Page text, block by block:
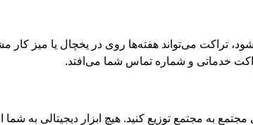
که بعد از ۲۴ ساعت ناپدید می‌شود، تراکت می‌تواند هفته‌ها روی در
خدماتی و شماره تماس شما می‌افتد.
به مجتمع توزیع کنید. هیچ ابزار دیجیتالی به شما